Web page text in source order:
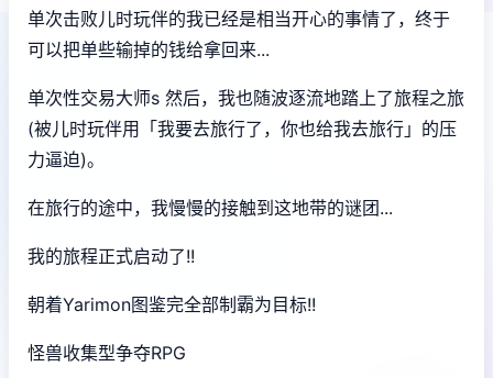
单次击败儿时玩伴的我已经是相当开心的事情了，终于
可以把单些输掉的钱给拿回来...
单次性交易大师s 然后，我也随波逐流地踏上了旅程之旅
(被儿时玩伴用「我要去旅行了，你也给我去旅行」的压
力逼迫)。
在旅行的途中，我慢慢的接触到这地带的谜团...
我的旅程正式启动了!!
朝着Yarimon图鉴完全部制霸为目标!!
怪兽收集型争夺RPG